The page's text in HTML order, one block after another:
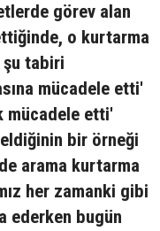
görev alan
o kurtarma
şu tabiri
mücadele etti'
mücadele etti'
bir örneği
arama kurtarma
her zamanki gibi
ederken bugün